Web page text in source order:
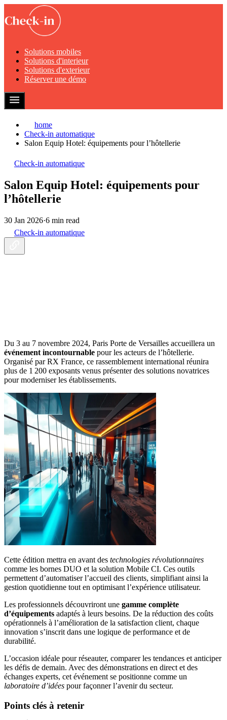
Solutions mobiles
Solutions d'interieur
Solutions d'exterieur
Réserver une démo
home
Check-in automatique
Salon Equip Hotel: équipements pour l’hôtellerie
Check-in automatique
Salon Equip Hotel: équipements pour
l’hôtellerie
30 Jan 2026·6 min read
Check-in automatique
Du 3 au 7 novembre 2024, Paris Porte de Versailles accueillera un
événement incontournable pour les acteurs de l’hôtellerie.
Organisé par RX France, ce rassemblement international réunira
plus de 1 200 exposants venus présenter des solutions novatrices
pour moderniser les établissements.
Cette édition mettra en avant des technologies révolutionnaires
comme les bornes DUO et la solution Mobile CI. Ces outils
permettent d’automatiser l’accueil des clients, simplifiant ainsi la
gestion quotidienne tout en optimisant l’expérience utilisateur.
Les professionnels découvriront une gamme complète
d’équipements adaptés à leurs besoins. De la réduction des coûts
opérationnels à l’amélioration de la satisfaction client, chaque
innovation s’inscrit dans une logique de performance et de
durabilité.
L’occasion idéale pour réseauter, comparer les tendances et anticiper
les défis de demain. Avec des démonstrations en direct et des
échanges experts, cet événement se positionne comme un
laboratoire d’idées pour façonner l’avenir du secteur.
Points clés à retenir